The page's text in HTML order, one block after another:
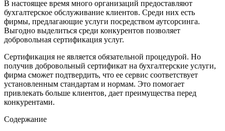
В настоящее время много организаций предоставляют
бухгалтерское обслуживание клиентов. Среди них есть
фирмы, предлагающие услуги посредством аутсорсинга.
Выгодно выделиться среди конкурентов позволяет
добровольная сертификация услуг.
Сертификация не является обязательной процедурой. Но
получив добровольный сертификат на бухгалтерские услуги,
фирма сможет подтвердить, что ее сервис соответствует
установленным стандартам и нормам. Это помогает
привлекать больше клиентов, дает преимущества перед
конкурентами.
Содержание